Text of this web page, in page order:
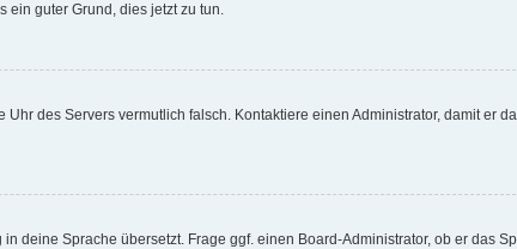
ein guter Grund, dies jetzt zu tun.
des Servers vermutlich falsch. Kontaktiere einen Administrator, damit er
deine Sprache übersetzt. Frage ggf. einen Board-Administrator, ob er das